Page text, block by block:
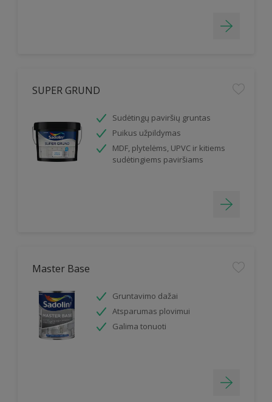
SUPER GRUND
Sudėtingų paviršių gruntas
Puikus užpildymas
MDF, plytelėms, UPVC ir kitiems
sudėtingiems paviršiams
Master Base
Gruntavimo dažai
Atsparumas plovimui
Galima tonuoti